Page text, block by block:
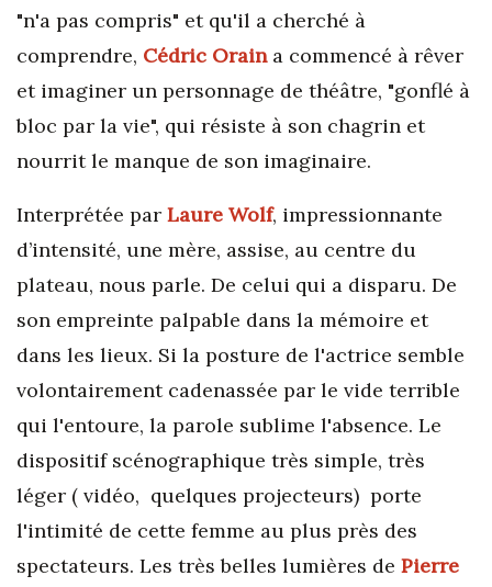
"n'a pas compris" et qu'il a cherché à
comprendre, Cédric Oraina commencé à rêver
et imaginer un personnage de théâtre, "gonflé à
bloc par la vie", qui résiste à son chagrin et
nourrit le manque de son imaginaire.
Interprétée par Laure Wolf, impressionnante
d’intensité, une mère, assise, au centre du
plateau, nous parle. De celui qui a disparu. De
son empreinte palpable dans la mémoire et
dans les lieux. Si la posture de l'actrice semble
volontairement cadenassée par le vide terrible
qui l'entoure, la parole sublime l'absence. Le
dispositif scénographique très simple, très
léger ( vidéo, quelques projecteurs) porte
l'intimité de cette femme au plus près des
spectateurs. Les très belles lumières de Pierre